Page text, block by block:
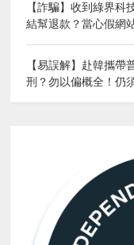
【詐騙】收到綠界科
結幫退款？當心假網
【易誤解】赴韓攜帶
刑？勿以偏概全！仍